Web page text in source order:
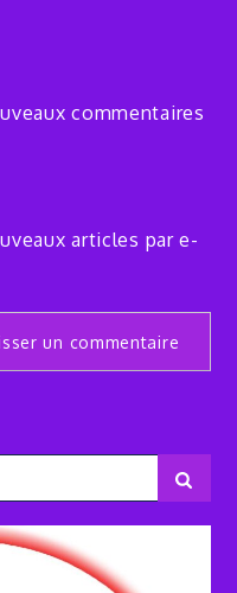
commentaires
articles par e-